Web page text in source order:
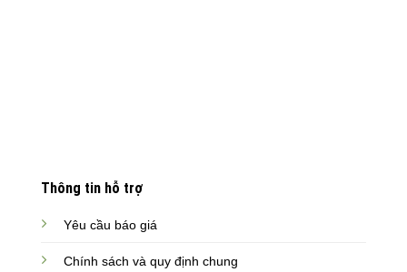
Thông tin hỗ trợ
Yêu cầu báo giá
Chính sách và quy định chung